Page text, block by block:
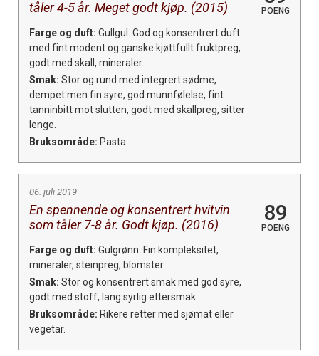
tåler 4-5 år. Meget godt kjøp. (2015)
POENG
Farge og duft: Gullgul. God og konsentrert duft
med fint modent og ganske kjøttfullt fruktpreg,
godt med skall, mineraler.
Smak: Stor og rund med integrert sødme,
dempet men fin syre, god munnfølelse, fint
tanninbitt mot slutten, godt med skallpreg, sitter
lenge.
Bruksområde: Pasta.
06. juli 2019
En spennende og konsentrert hvitvin
som tåler 7-8 år. Godt kjøp. (2016)
89
POENG
Farge og duft: Gulgrønn. Fin kompleksitet,
mineraler, steinpreg, blomster.
Smak: Stor og konsentrert smak med god syre,
godt med stoff, lang syrlig ettersmak.
Bruksområde: Rikere retter med sjømat eller
vegetar.